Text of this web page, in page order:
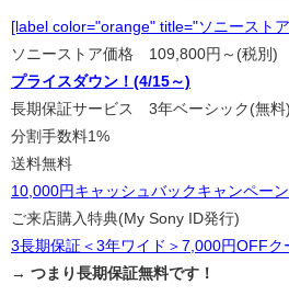
[label color="orange" title="ソニースト
ソニーストア価格 109,800円～(税別)
プライスダウン！(4/15～)
長期保証サービス 3年ベーシック(無料)
分割手数料1%
送料無料
10,000円キャッシュバックキャンペー
ご来店購入特典(My Sony ID発行)
3長期保証＜3年ワイド＞7,000円OFFク
→ つまり長期保証無料です！